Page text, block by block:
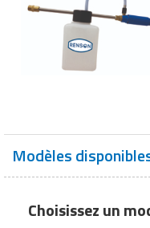
Modèles
Choisissez un